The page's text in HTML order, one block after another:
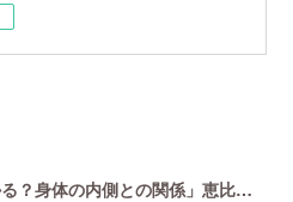
「ニキビができる場所でわかる？身体の内側との関係」恵比寿で口コミNo 1美容鍼灸ならmeilong